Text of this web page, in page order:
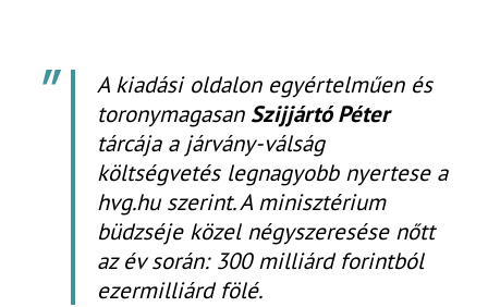
A kiadási oldalon egyértelműen és
toronymagasan Szijjártó Péter
tárcája a járvány-válság
költségvetés legnagyobb nyertese a
hvg.hu szerint. A minisztérium
büdzséje közel négyszeresése nőtt
az év során: 300 milliárd forintból
ezermilliárd fölé.